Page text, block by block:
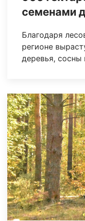
семенами
Благодаря
регионе
деревья, сосны